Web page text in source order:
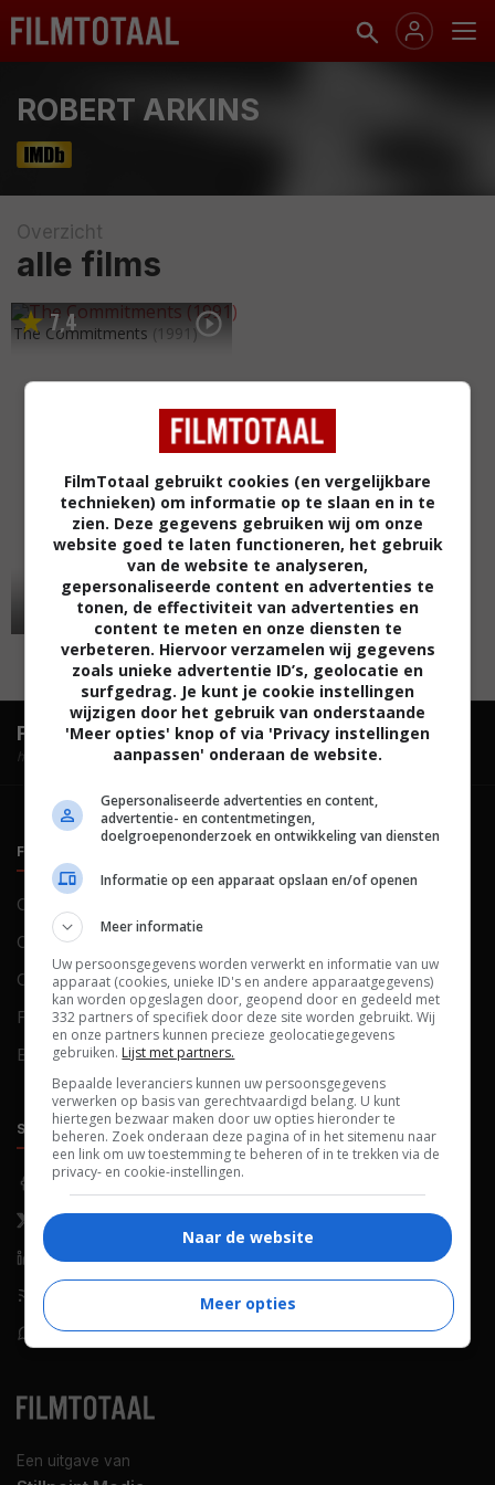
ROBERT ARKINS
Overzicht
alle films
7,4
The Commitments (1991)
FilmTotaal.Hét online filmoverzicht.
hosted by
Een uitgave van
FILMTOTAAL
Contact
Over ons
Colofon
FAQ
Blog
Cookies
Cookievoorkeuren
SOCIALS
Facebook
X (Twitter)
LinkedIn
RSS-feed
WhatsApp
ONTDEKKEN
Nieuws
Netflix
Films op tv
Bioscoop
FilmTotaal gebruikt cookies (en vergelijkbare
technieken) om informatie op te slaan en in te
zien. Deze gegevens gebruiken wij om onze
website goed te laten functioneren, het gebruik
van de website te analyseren,
gepersonaliseerde content en advertenties te
tonen, de effectiviteit van advertenties en
content te meten en onze diensten te
verbeteren. Hiervoor verzamelen wij gegevens
zoals unieke advertentie ID’s, geolocatie en
surfgedrag. Je kunt je cookie instellingen
wijzigen door het gebruik van onderstaande
'Meer opties' knop of via 'Privacy instellingen
aanpassen' onderaan de website.
Gepersonaliseerde advertenties en content,
advertentie- en contentmetingen,
doelgroepenonderzoek en ontwikkeling van diensten
Informatie op een apparaat opslaan en/of openen
Meer informatie
Uw persoonsgegevens worden verwerkt en informatie van uw
apparaat (cookies, unieke ID's en andere apparaatgegevens)
kan worden opgeslagen door, geopend door en gedeeld met
332 partners of specifiek door deze site worden gebruikt. Wij
en onze partners kunnen precieze geolocatiegegevens
gebruiken. Lijst met partners.
Bepaalde leveranciers kunnen uw persoonsgegevens
verwerken op basis van gerechtvaardigd belang. U kunt
hiertegen bezwaar maken door uw opties hieronder te
beheren. Zoek onderaan deze pagina of in het sitemenu naar
een link om uw toestemming te beheren of in te trekken via de
privacy- en cookie-instellingen.
Naar de website
Meer opties